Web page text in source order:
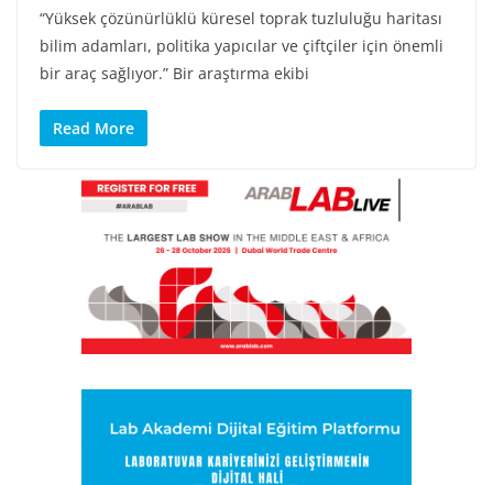
“Yüksek çözünürlüklü küresel toprak tuzluluğu haritası
bilim adamları, politika yapıcılar ve çiftçiler için önemli
bir araç sağlıyor.” Bir araştırma ekibi
Read More